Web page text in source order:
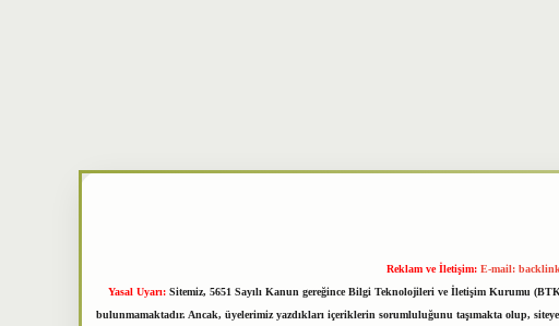
Reklam ve İletişim: E-mail:
Yasal Uyarı: Sitemiz, 5651 Sayılı Kanun gereğince Bilgi Teknolojileri ve İletişim Kurumu
bulunmamaktadır. Ancak, üyelerimiz yazdıkları içeriklerin sorumluluğunu taşımakta olup,